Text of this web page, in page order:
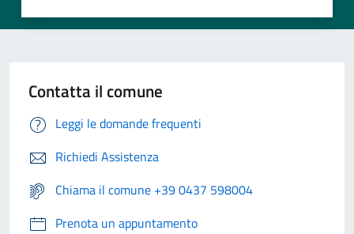
Contatta il comune
Leggi le domande frequenti
Richiedi Assistenza
Chiama il comune +39 0437 598004
Prenota un appuntamento